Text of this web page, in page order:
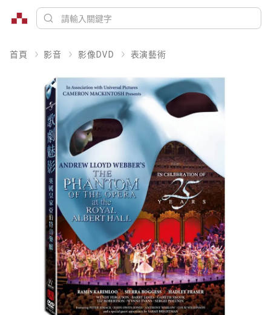
首頁 影音 影像DVD 表演藝術